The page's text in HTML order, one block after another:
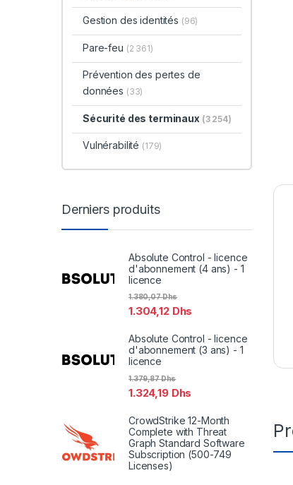
Gestion des identités (96)
Pare-feu (2 361)
Prévention des pertes de
données (33)
Sécurité des terminaux (3 254)
Vulnérabilité (179)
Derniers produits
Absolute Control - licence
d'abonnement (4 ans) - 1
licence
1.304,12 Dhs
1.380,07Dhs
Absolute Control - licence
d'abonnement (3 ans) - 1
licence
1.324,19 Dhs
1.379,87Dhs
CrowdStrike 12-Month
Complete with Threat
Graph Standard Software
Subscription (500-749
Licenses)